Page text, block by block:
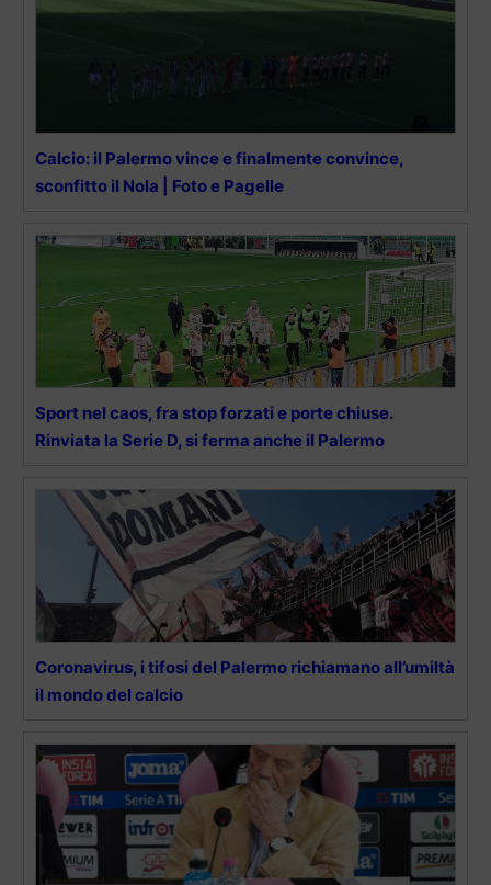
Calcio: il Palermo vince e finalmente convince,
sconfitto il Nola | Foto e Pagelle
Sport nel caos, fra stop forzati e porte chiuse.
Rinviata la Serie D, si ferma anche il Palermo
Coronavirus, i tifosi del Palermo richiamano all’umiltà
il mondo del calcio